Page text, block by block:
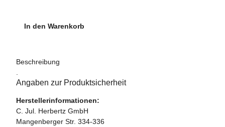
In den Warenkorb
Beschreibung
Angaben zur Produktsicherheit
Herstellerinformationen:
C. Jul. Herbertz GmbH
Mangenberger Str. 334-336